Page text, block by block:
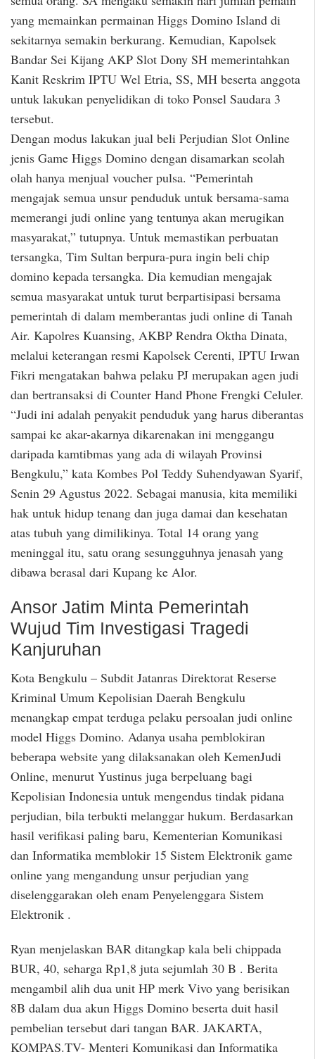
yang memainkan permainan Higgs Domino Island di
sekitarnya semakin berkurang. Kemudian, Kapolsek
Bandar Sei Kijang AKP Slot Dony SH memerintahkan
Kanit Reskrim IPTU Wel Etria, SS, MH beserta anggota
untuk lakukan penyelidikan di toko Ponsel Saudara 3
tersebut.
Dengan modus lakukan jual beli Perjudian Slot Online
jenis Game Higgs Domino dengan disamarkan seolah
olah hanya menjual voucher pulsa. “Pemerintah
mengajak semua unsur penduduk untuk bersama-sama
memerangi judi online yang tentunya akan merugikan
masyarakat,” tutupnya. Untuk memastikan perbuatan
tersangka, Tim Sultan berpura-pura ingin beli chip
domino kepada tersangka. Dia kemudian mengajak
semua masyarakat untuk turut berpartisipasi bersama
pemerintah di dalam memberantas judi online di Tanah
Air. Kapolres Kuansing, AKBP Rendra Oktha Dinata,
melalui keterangan resmi Kapolsek Cerenti, IPTU Irwan
Fikri mengatakan bahwa pelaku PJ merupakan agen judi
dan bertransaksi di Counter Hand Phone Frengki Celuler.
“Judi ini adalah penyakit penduduk yang harus diberantas
sampai ke akar-akarnya dikarenakan ini menggangu
daripada kamtibmas yang ada di wilayah Provinsi
Bengkulu,” kata Kombes Pol Teddy Suhendyawan Syarif,
Senin 29 Agustus 2022. Sebagai manusia, kita memiliki
hak untuk hidup tenang dan juga damai dan kesehatan
atas tubuh yang dimilikinya. Total 14 orang yang
meninggal itu, satu orang sesungguhnya jenasah yang
dibawa berasal dari Kupang ke Alor.
Ansor Jatim Minta Pemerintah
Wujud Tim Investigasi Tragedi
Kanjuruhan
Kota Bengkulu – Subdit Jatanras Direktorat Reserse
Kriminal Umum Kepolisian Daerah Bengkulu
menangkap empat terduga pelaku persoalan judi online
model Higgs Domino. Adanya usaha pemblokiran
beberapa website yang dilaksanakan oleh KemenJudi
Online, menurut Yustinus juga berpeluang bagi
Kepolisian Indonesia untuk mengendus tindak pidana
perjudian, bila terbukti melanggar hukum. Berdasarkan
hasil verifikasi paling baru, Kementerian Komunikasi
dan Informatika memblokir 15 Sistem Elektronik game
online yang mengandung unsur perjudian yang
diselenggarakan oleh enam Penyelenggara Sistem
Elektronik .
Ryan menjelaskan BAR ditangkap kala beli chippada
BUR, 40, seharga Rp1,8 juta sejumlah 30 B . Berita
mengambil alih dua unit HP merk Vivo yang berisikan
8B dalam dua akun Higgs Domino beserta duit hasil
pembelian tersebut dari tangan BAR. JAKARTA,
KOMPAS.TV- Menteri Komunikasi dan Informatika